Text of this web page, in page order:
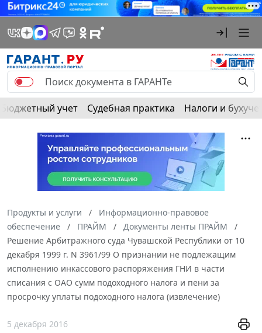
Бюджетный учет Судебная практика Налоги и
Продукты и услуги
Информационно-правовое
обеспечение
ПРАЙМ
Документы ленты ПРАЙМ
Решение Арбитражного суда Чувашской Республики от 10
декабря 1999 г. N 3961/99 О признании не подлежащим
исполнению инкассового распоряжения ГНИ в части
списания с ОАО сумм подоходного налога и пени за
просрочку уплаты подоходного налога (извлечение)
5 декабря 2016